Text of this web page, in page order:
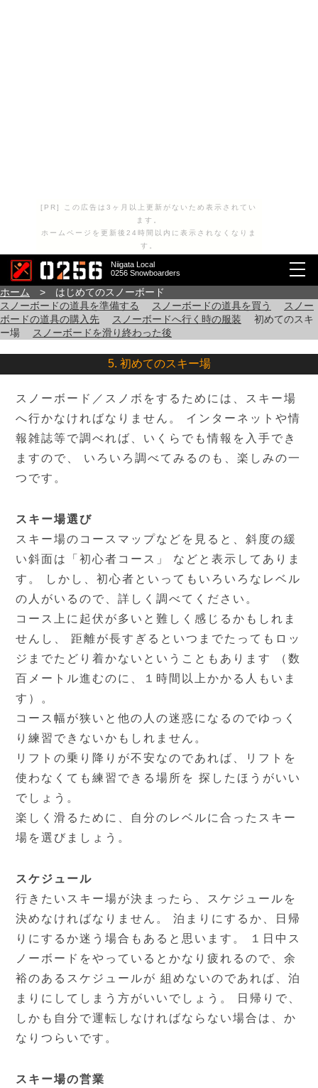
[PR] この広告は3ヶ月以上更新がないため表示されてい
ます。
ホームページを更新後24時間以内に表示されなくなりま
す。
Niigata Local
0256 Snowboarders
ホーム
> はじめてのスノーボード
スノーボードの道具を準備する
スノーボードの道具を買う
スノー
ボードの道具の購入先
スノーボードへ行く時の服装 初めてのスキ
ー場
スノーボードを滑り終わった後
5. 初めてのスキー場
スノーボード／スノボをするためには、スキー場
へ行かなければなりません。 インターネットや情
報雑誌等で調べれば、いくらでも情報を入手でき
ますので、 いろいろ調べてみるのも、楽しみの一
つです。
スキー場選び
スキー場のコースマップなどを見ると、斜度の緩
い斜面は「初心者コース」 などと表示してありま
す。 しかし、初心者といってもいろいろなレベル
の人がいるので、詳しく調べてください。
コース上に起伏が多いと難しく感じるかもしれま
せんし、 距離が長すぎるといつまでたってもロッ
ジまでたどり着かないということもあります （数
百メートル進むのに、１時間以上かかる人もいま
す）。
コース幅が狭いと他の人の迷惑になるのでゆっく
り練習できないかもしれません。
リフトの乗り降りが不安なのであれば、リフトを
使わなくても練習できる場所を 探したほうがいい
でしょう。
楽しく滑るために、自分のレベルに合ったスキー
場を選びましょう。
スケジュール
行きたいスキー場が決まったら、スケジュールを
決めなければなりません。 泊まりにするか、日帰
りにするか迷う場合もあると思います。 １日中ス
ノーボードをやっているとかなり疲れるので、余
裕のあるスケジュールが 組めないのであれば、泊
まりにしてしまう方がいいでしょう。 日帰りで、
しかも自分で運転しなければならない場合は、か
なりつらいです。
スキー場の営業